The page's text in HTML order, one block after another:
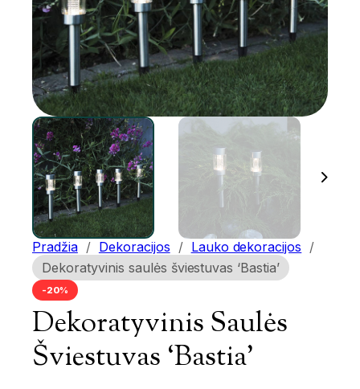
Pradžia / Dekoracijos / Lauko dekoracijos /
Dekoratyvinis saulės šviestuvas ‘Bastia’
-20%
Dekoratyvinis Saulės
Šviestuvas ‘Bastia’